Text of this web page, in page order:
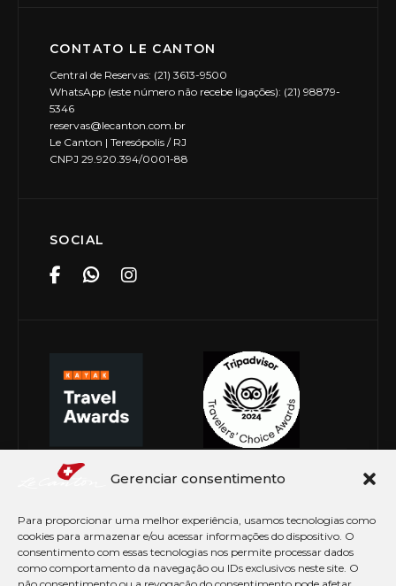
Gerenciar consentimento
Para proporcionar uma melhor experiência, usamos tecnologias como
cookies para armazenar e/ou acessar informações do dispositivo. O
consentimento com essas tecnologias nos permite processar dados
como comportamento da navegação ou IDs exclusivos neste site. O
CONTATO LE CANTON
Central de Reservas: (21) 3613-9500
WhatsApp (este número não recebe ligações): (21) 98879-
5346
reservas@lecanton.com.br
Le Canton | Teresópolis / RJ
CNPJ 29.920.394/0001-88
SOCIAL